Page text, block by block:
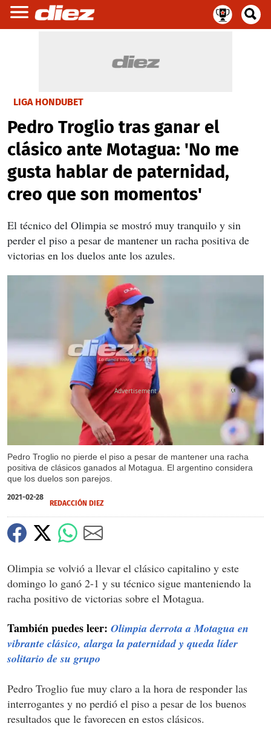
LIGA HONDUBET
Pedro Troglio tras ganar el
clásico ante Motagua: 'No me
gusta hablar de paternidad,
creo que son momentos'
El técnico del Olimpia se mostró muy tranquilo y sin
perder el piso a pesar de mantener un racha positiva de
victorias en los duelos ante los azules.
Pedro Troglio no pierde el piso a pesar de mantener una racha
positiva de clásicos ganados al Motagua. El argentino considera
que los duelos son parejos.
X
2021-02-28
REDACCIÓN DIEZ
Olimpia se volvió a llevar el clásico capitalino y este
domingo lo ganó 2-1 y su técnico sigue manteniendo la
racha positivo de victorias sobre el Motagua.
También puedes leer: Olimpia derrota a Motagua en
vibrante clásico, alarga la paternidad y queda líder
solitario de su grupo
Pedro Troglio fue muy claro a la hora de responder las
interrogantes y no perdió el piso a pesar de los buenos
resultados que le favorecen en estos clásicos.